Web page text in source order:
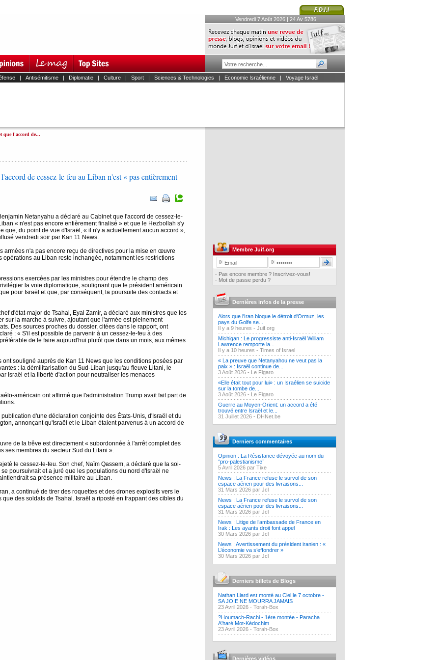
Vendredi 7 Août 2026 | 24 Av 5786
| Antisémitisme| Diplomatie| Culture| Sport| Sciences & Technologies | Economie Israélienne| Voyage Israël
que l'accord de...
de cessez-le-feu au Liban n'est « pas entièrement
Netanyahu a déclaré au Cabinet que l'accord de cessez-le-
« n'est pas encore entièrement finalisé » et que le Hezbollah s'y
que, du point de vue d'Israël, « il n'y a actuellement aucun accord »,
vendredi soir par Kan 11 News.
armées n'a pas encore reçu de directives pour la mise en œuvre
au Liban reste inchangée, notamment les restrictions
exercées par les ministres pour étendre le champ des
la voie diplomatique, soulignant que le président américain
pour Israël et que, par conséquent, la poursuite des contacts et
d'état-major de Tsahal, Eyal Zamir, a déclaré aux ministres que les
sur la marche à suivre, ajoutant que l'armée est pleinement
Des sources proches du dossier, citées dans le rapport, ont
: « S'il est possible de parvenir à un cessez-le-feu à des
de le faire aujourd'hui plutôt que dans un mois, aux mêmes
souligné auprès de Kan 11 News que les conditions posées par
: la démilitarisation du Sud-Liban jusqu'au fleuve Litani, le
Israël et la liberté d'action pour neutraliser les menaces
américain ont affirmé que l'administration Trump avait fait part de
d'une déclaration conjointe des États-Unis, d'Israël et du
annonçant qu'Israël et le Liban étaient parvenus à un accord de
de la trêve est directement « subordonnée à l'arrêt complet des
ses membres du secteur Sud du Litani ».
le cessez-le-feu. Son chef, Naïm Qassem, a déclaré que la soi-
poursuivrait et a juré que les populations du nord d'Israël ne
sa présence militaire au Liban.
a continué de tirer des roquettes et des drones explosifs vers le
des soldats de Tsahal. Israël a riposté en frappant des cibles du
Membre Juif.org
· Pas encore membre ? Inscrivez-vous!
· Mot de passe perdu ?
Dernières infos de la presse
Alors que l'Iran bloque le détroit d'Ormuz, les
pays du Golfe se...
Il y a 9 heures - Juif.org
Michigan : Le progressiste anti-Israël William
Lawrence remporte la...
Il y a 10 heures - Times of Israel
« La preuve que Netanyahou ne veut pas la
paix » : Israël continue de...
3 Août 2026 - Le Figaro
«Elle était tout pour lui» : un Israélien se suicide
sur la tombe de...
3 Août 2026 - Le Figaro
Guerre au Moyen-Orient: un accord a été
trouvé entre Israël et le...
31 Juillet 2026 - DHNet.be
Derniers commentaires
Opinion : La Résistance dévoyée au nom du
‘’pro-palestianisme’’
5 Avril 2026 par Tixe
News : La France refuse le survol de son
espace aérien pour des livraisons...
31 Mars 2026 par Jcl
News : La France refuse le survol de son
espace aérien pour des livraisons...
31 Mars 2026 par Jcl
News : Litige de l’ambassade de France en
Irak : Les ayants droit font appel
30 Mars 2026 par Jcl
News : Avertissement du président iranien : «
L’économie va s’effondrer »
30 Mars 2026 par Jcl
Derniers billets de Blogs
Nathan Liard est monté au Ciel le 7 octobre -
SA JOIE NE MOURRA JAMAIS
23 Avril 2026 - Torah-Box
?Houmach-Rachi - 1ère montée - Paracha
A'haré Mot-Kédochim
23 Avril 2026 - Torah-Box
Dernières vidéos